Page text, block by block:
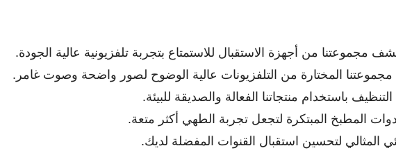
مجموعتنا من أجهزة الاستقبال للاستمتاع بتجربة تلفزيونية عالية الجودة.
المختارة من التلفزيونات عالية الوضوح لصور واضحة وصوت غامر.
باستخدام منتجاتنا الفعالة والصديقة للبيئة.
المطبخ المبتكرة لتجعل تجربة الطهي أكثر متعة.
المثالي لتحسين استقبال القنوات المفضلة لديك.